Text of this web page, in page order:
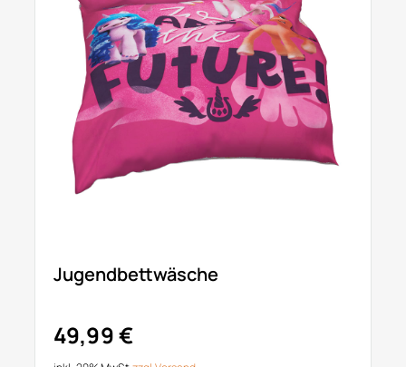
Jugendbettwäsche
49,99 €